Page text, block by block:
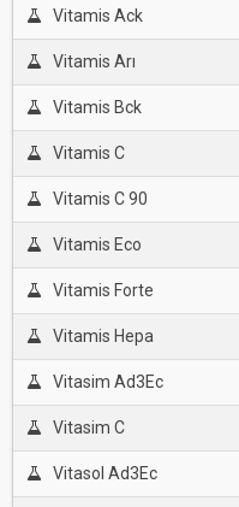
Vitamis Ack
Vitamis Arı
Vitamis Bck
Vitamis C
Vitamis C 90
Vitamis Eco
Vitamis Forte
Vitamis Hepa
Vitasim Ad3Ec
Vitasim C
Vitasol Ad3Ec